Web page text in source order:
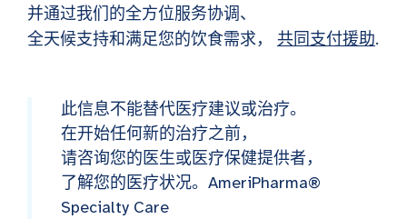
并通过我们的全方位服务协调、
全天候支持和满足您的饮食需求， 共同支付援助.
此信息不能替代医疗建议或治疗。
在开始任何新的治疗之前，
请咨询您的医生或医疗保健提供者，
了解您的医疗状况。AmeriPharma®
Specialty Care